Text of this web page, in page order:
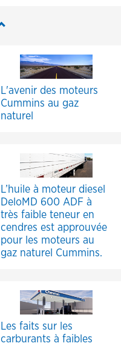
L'avenir des moteurs
Cummins au gaz
naturel
L’huile à moteur diesel
DeloMD 600 ADF à
très faible teneur en
cendres est approuvée
pour les moteurs au
gaz naturel Cummins.
Les faits sur les
carburants à faibles